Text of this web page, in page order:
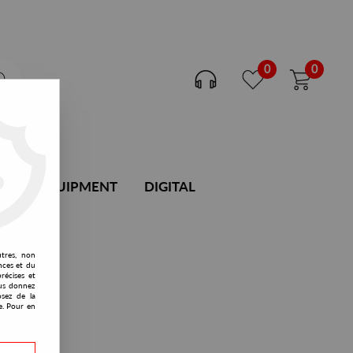
0 0
DJ EQUIPMENT DIGITAL
non
et du
et
donnez
de la
Pour en